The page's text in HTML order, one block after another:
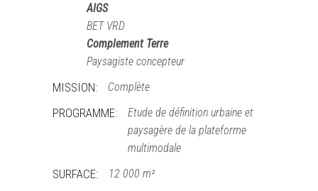
AIGS
BET VRD
Complement Terre
Paysagiste concepteur
MISSION: Complète
PROGRAMME:
Etude de définition urbaine et
paysagère de la plateforme
multimodale
SURFACE: 12 000 m²